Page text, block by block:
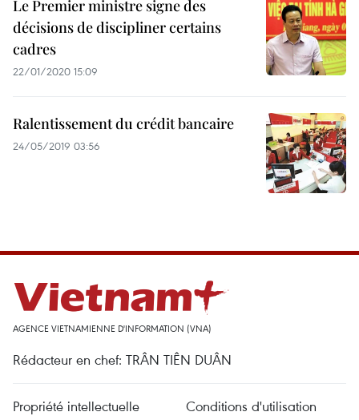
Le Premier ministre signe des
décisions de discipliner certains
cadres
22/01/2020 15:09
Ralentissement du crédit bancaire
24/05/2019 03:56
AGENCE VIETNAMIENNE D'INFORMATION (VNA)
Rédacteur en chef: TRÂN TIÊN DUÂN
Propriété intellectuelle Conditions d'utilisation